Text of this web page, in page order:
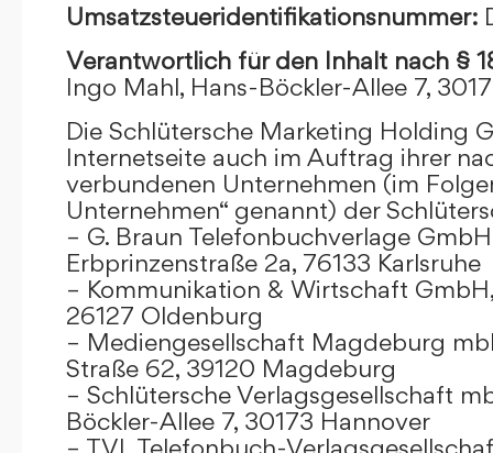
Umsatzsteueridentifikationsnummer:
Verantwortlich für den Inhalt nach §
Ingo Mahl, Hans-Böckler-Allee 7,
Die Schlütersche Marketing Holding
Internetseite auch im Auftrag ihrer
verbundenen Unternehmen (im
Unternehmen“ genannt) der
– G. Braun Telefonbuchverlage GmbH
Erbprinzenstraße 2a, 76133 Karlsruhe
– Kommunikation & Wirtschaft
26127 Oldenburg
– Mediengesellschaft Magdeburg
Straße 62, 39120 Magdeburg
– Schlütersche Verlagsgesellschaft
Böckler-Allee 7, 30173 Hannover
– TVL Telefonbuch-